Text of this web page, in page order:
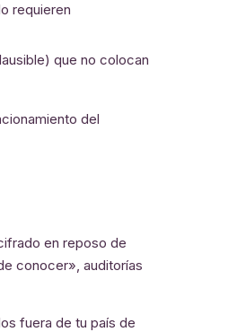
requieren
que no colocan
del
en reposo de
conocer», auditorías
fuera de tu país de